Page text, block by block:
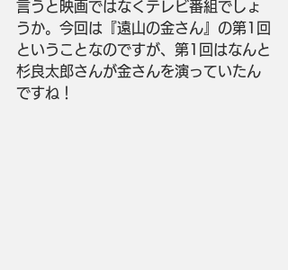
言うと映画ではなくテレビ番組でしょ
うか。今回は『遠山の金さん』の第1回
ということなのですが、第1回はなんと
杉良太郎さんが金さんを演っていたん
ですね！